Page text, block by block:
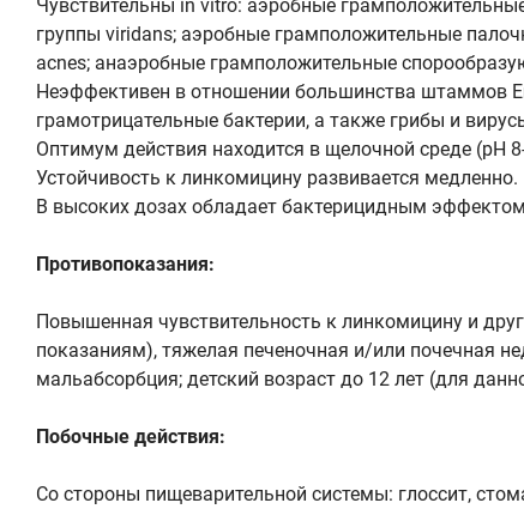
Чувствительны in vitro: аэробные
группы viridans; аэробные грамположительные
acnes; анаэробные грамположительные
Неэффективен в отношении большинства штаммов
грамотрицательные бактерии, а также грибы и
Оптимум действия находится в щелочной среде (pH
Устойчивость к линкомицину развивается медленно.
В высоких дозах обладает бактерицидным
Противопоказания:
Повышенная чувствительность к линкомицину и
показаниям), тяжелая печеночная и/или почечная
мальабсорбция; детский возраст до 12 лет (для
Побочные действия:
Со стороны пищеварительной системы: глоссит,